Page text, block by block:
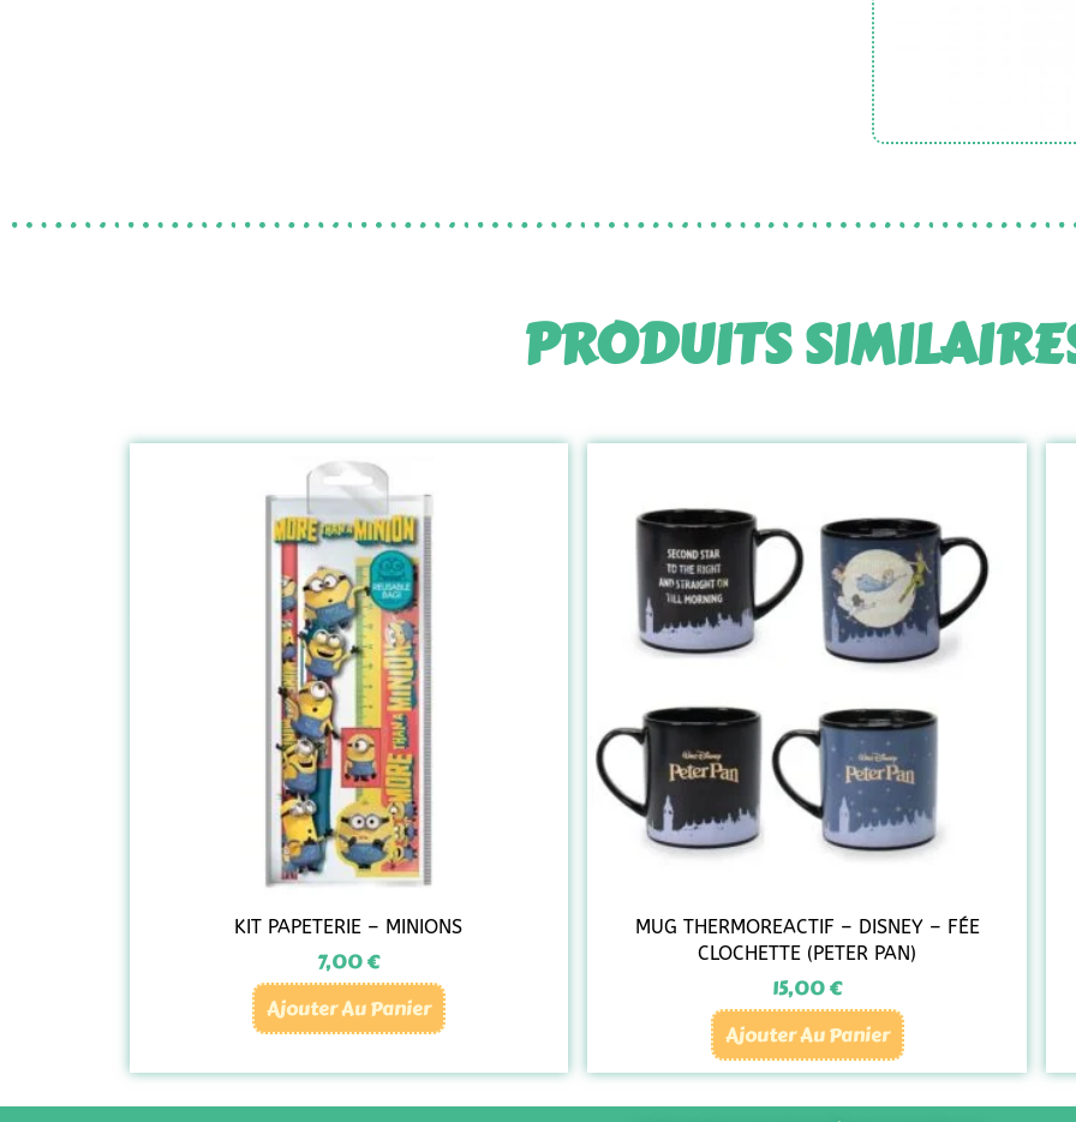
PRODUITS
KIT PAPETERIE – MINIONS
7,00€
Ajouter Au Panier
MUG THERMOREACTIF – DISNEY – FÉE
CLOCHETTE (PETER PAN)
15,00€
Ajouter Au Panier